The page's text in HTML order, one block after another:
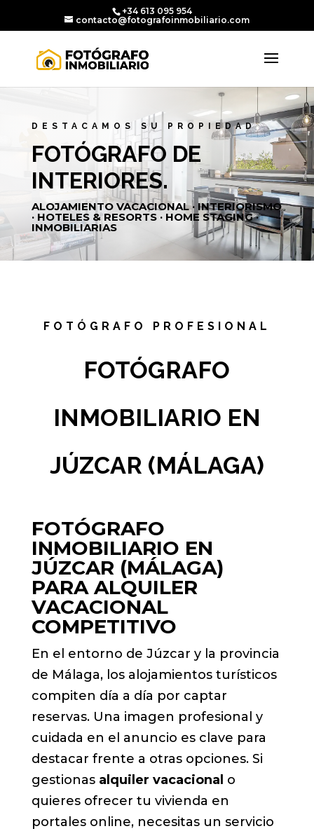
+34 613 095 954
contacto@fotografoinmobiliario.com
DESTACAMOS SU PROPIEDAD
FOTÓGRAFO DE
INTERIORES.
ALOJAMIENTO VACACIONAL · INTERIORISMO
· HOTELES & RESORTS · HOME STAGING ·
INMOBILIARIAS
FOTÓGRAFO PROFESIONAL
FOTÓGRAFO
INMOBILIARIO EN
JÚZCAR (MÁLAGA)
FOTÓGRAFO
INMOBILIARIO EN
JÚZCAR (MÁLAGA)
PARA ALQUILER
VACACIONAL
COMPETITIVO
En el entorno de Júzcar y la provincia
de Málaga, los alojamientos turísticos
compiten día a día por captar
reservas. Una imagen profesional y
cuidada en el anuncio es clave para
destacar frente a otras opciones. Si
gestionas alquiler vacacional o
quieres ofrecer tu vivienda en
portales online, necesitas un servicio